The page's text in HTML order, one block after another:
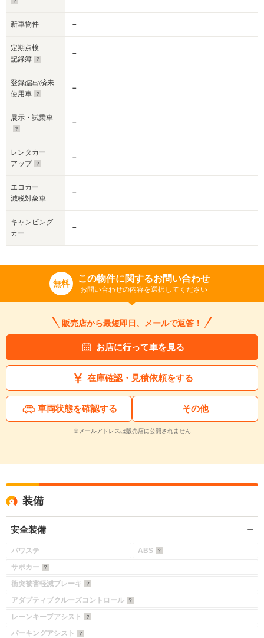
新車物件 －
定期点検
記録簿
－
登録(届出)済未
使用車
－
展示・試乗車
－
レンタカー
アップ
－
エコカー
減税対象車
－
キャンピング
カー
－
無料 この物件に関するお問い合わせ
お問い合わせの内容を選択してください
販売店から最短即日、メールで返答！
お店に行って車を見る
在庫確認・見積依頼をする
車両状態を確認する その他
※メールアドレスは販売店に公開されません
装備
安全装備
パワステ
ABS
サポカー
衝突被害軽減ブレーキ
アダプティブクルーズコントロール
レーンキープアシスト
パーキングアシスト